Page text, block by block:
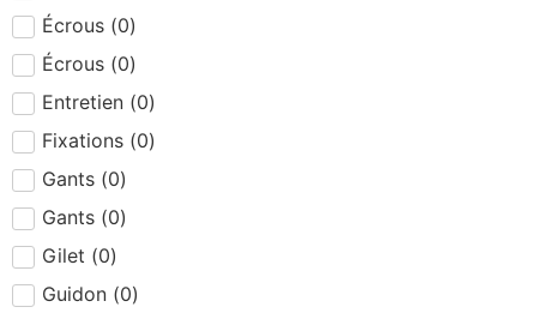
Écrous (0)
Écrous (0)
Entretien (0)
Fixations (0)
Gants (0)
Gants (0)
Gilet (0)
Guidon (0)